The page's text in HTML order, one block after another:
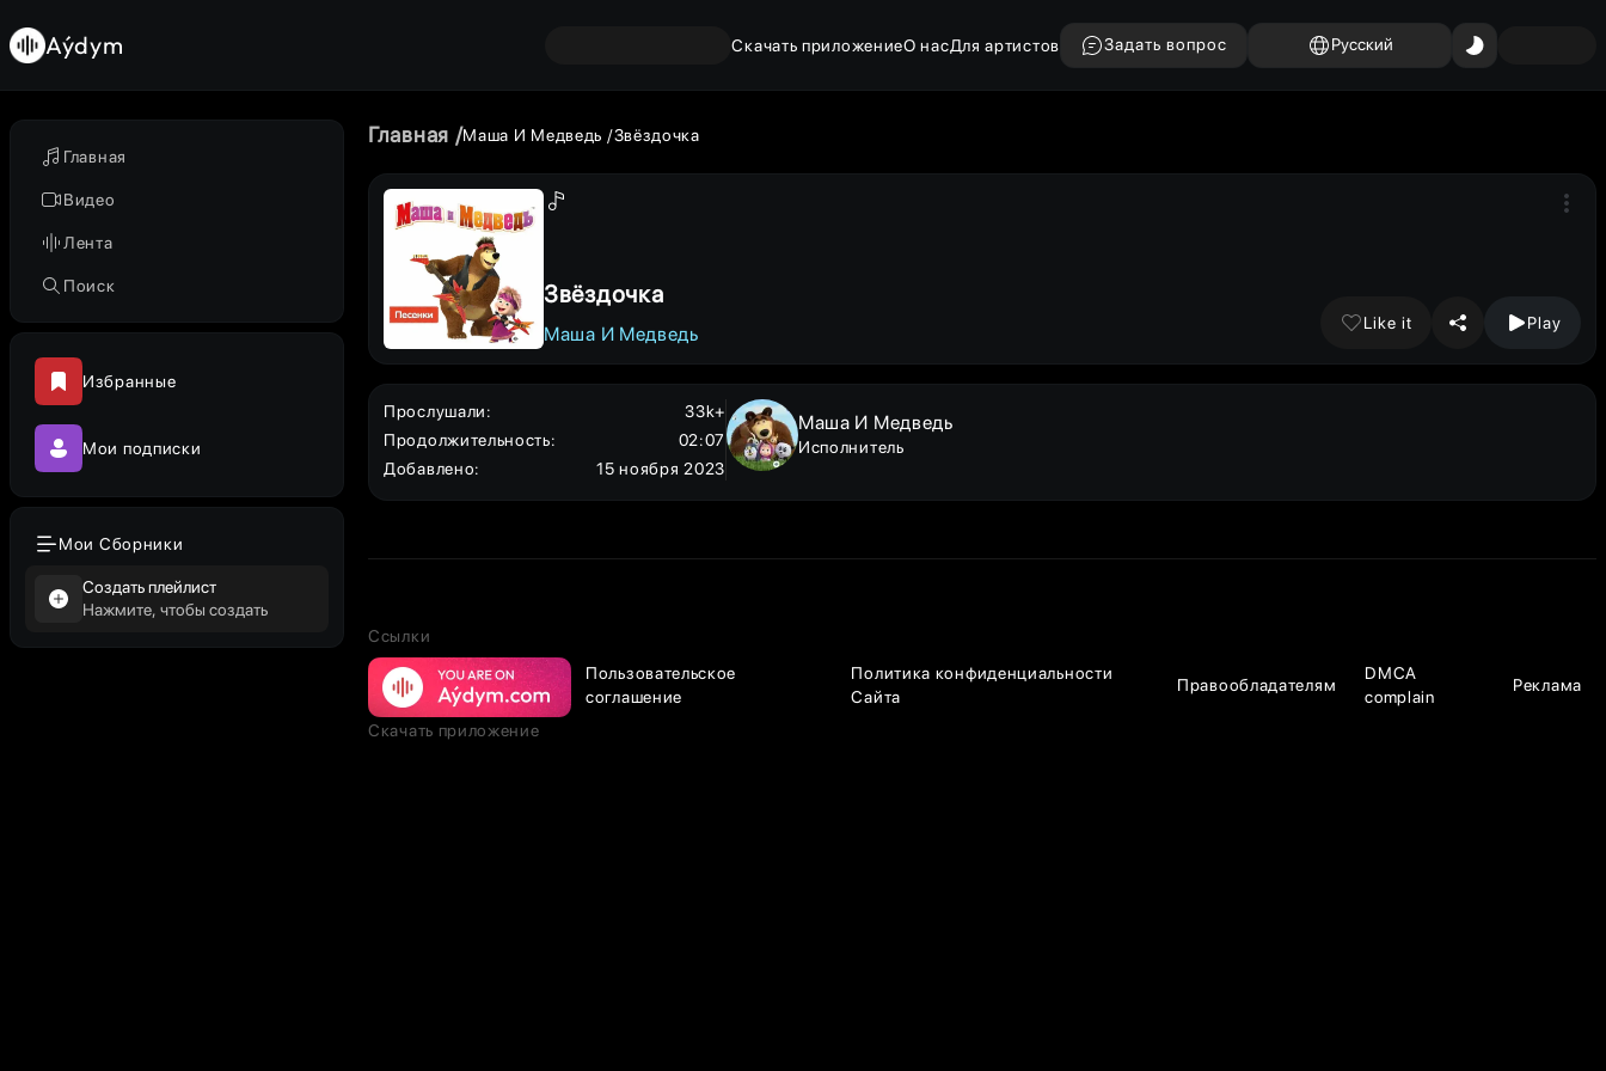
Главная
Видео
Лента
Поиск
Избранные
Мои подписки
Мои Сборники
Создать плейлист
Нажмите, чтобы создать
Aýdym Скачать приложениеО насДля артистов Задать вопрос Русский
Главная Маша И Медведь Звёздочка
Звёздочка
Маша И Медведь
Like it Play
Прослушали:
33k+
Продолжительность:
02:07
Добавлено: 15 ноября 2023
Маша И Медведь
Исполнитель
Ссылки
Пользовательское
соглашение
Политика конфиденциальности
Сайта
Правообладателям
DMCA
complain
Реклама
Скачать приложение